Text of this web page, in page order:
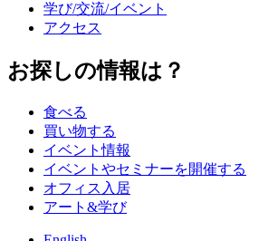
学び/交流/イベント
アクセス
お探しの情報は？
食べる
買い物する
イベント情報
イベントやセミナーを開催する
オフィス入居
アート&学び